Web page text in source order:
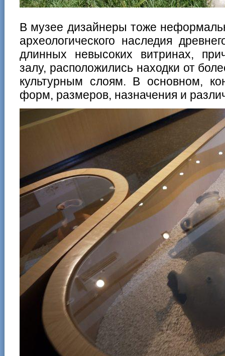
В музее дизайнеры тоже
археологического наследия
длинных невысоких витринах,
залу, расположились находки от
культурным слоям. В основном,
форм, размеров, назначения и